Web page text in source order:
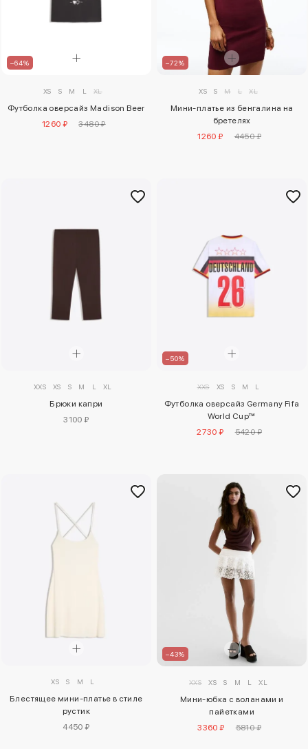
–64%
XS S M L XL
Футболка оверсайз Madison Beer
1260 ₽
3480 ₽
–72%
XS S M L XL
Мини-платье из бенгалина на
бретелях
1260 ₽
4450 ₽
XXS XS S M L XL
Брюки капри
3100 ₽
–50%
XXS XS S M L
Футболка оверсайз Germany Fifa
World Cup™
2730 ₽
5420 ₽
XS S M L
Блестящее мини-платье в стиле
рустик
4450 ₽
–43%
XXS XS S M L XL
Мини-юбка с воланами и
пайетками
3360 ₽
5810 ₽